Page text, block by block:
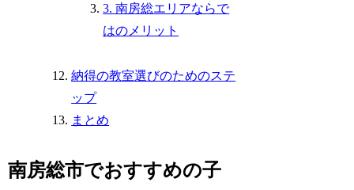
3. 南房総エリアならで
はのメリット
納得の教室選びのためのステ
ップ
まとめ
南房総市でおすすめの子